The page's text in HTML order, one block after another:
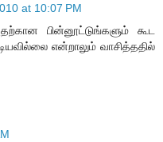
at 10:07 PM
பின்னூட்டுங்களும் கூட
என்றாலும் வாசித்ததில்